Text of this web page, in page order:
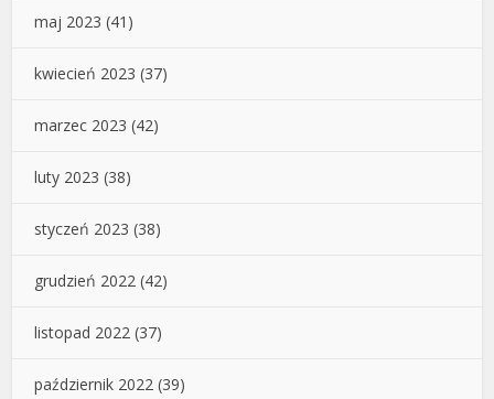
maj 2023 (41)
kwiecień 2023 (37)
marzec 2023 (42)
luty 2023 (38)
styczeń 2023 (38)
grudzień 2022 (42)
listopad 2022 (37)
październik 2022 (39)